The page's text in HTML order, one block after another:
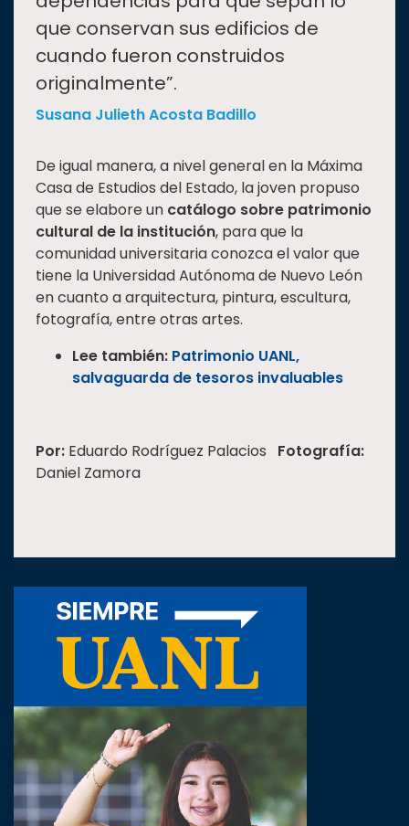
que conservan sus edificios de
cuando fueron construidos
originalmente”.
Susana Julieth Acosta Badillo
De igual manera, a nivel general en la Máxima
Casa de Estudios del Estado, la joven propuso
que se elabore un catálogo sobre patrimonio
cultural de la institución, para que la
comunidad universitaria conozca el valor que
tiene la Universidad Autónoma de Nuevo León
en cuanto a arquitectura, pintura, escultura,
fotografía, entre otras artes.
Lee también: Patrimonio UANL,
salvaguarda de tesoros invaluables
Por: Eduardo Rodríguez Palacios Fotografía:
Daniel Zamora